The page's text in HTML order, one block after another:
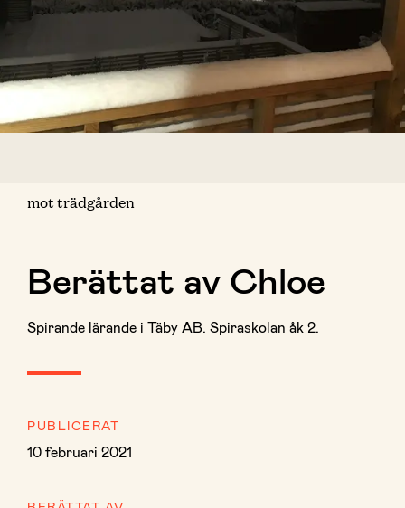
mot trädgården
Berättat av Chloe
Spirande lärande i Täby AB. Spiraskolan åk 2.
PUBLICERAT
10 februari 2021